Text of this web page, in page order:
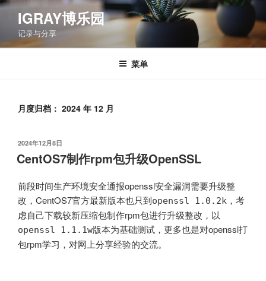
跳
容
IGRAY博乐园
记录与分享
菜单
月度归档： 2024 年 12 月
发
布
于
2024年12月8日
CentOS7制作rpm包升级OpenSSL
前段时间生产环境安全通报openssl安全漏洞需要升级整
改，CentOS7官方最新版本也只到openssl 1.0.2k ，考
虑自己下载较新压缩包制作rpm包进行升级整改，以
openssl 1.1.1w版本为基础测试，更多也是对openssl打
包rpm学习，对网上分享经验的交流。